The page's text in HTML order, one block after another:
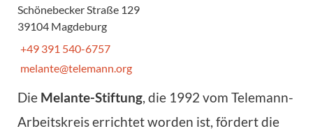
Schönebecker Straße 129
39104 Magdeburg
+49 391 540-6757
melante@telemann.org
Die Melante-Stiftung, die 1992 vom Telemann-
Arbeitskreis errichtet worden ist, fördert die